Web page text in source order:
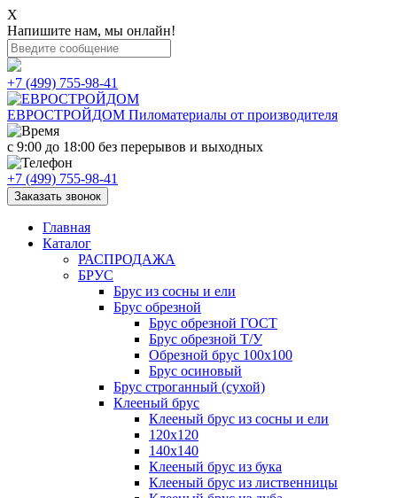
X
Напишите нам, мы онлайн!
+7 (499) 755-98-41
ЕВРОСТРОЙДОМ Пиломатериалы от производителя
с 9:00 до 18:00 без перерывов и выходных
+7 (499) 755-98-41
Заказать звонок
Главная
Каталог
РАСПРОДАЖА
БРУС
Брус из сосны и ели
Брус обрезной
Брус обрезной ГОСТ
Брус обрезной Т/У
Обрезной брус 100х100
Брус осиновый
Брус строганный (сухой)
Клееный брус
Клееный брус из сосны и ели
120х120
140х140
Клееный брус из бука
Клееный брус из лиственницы